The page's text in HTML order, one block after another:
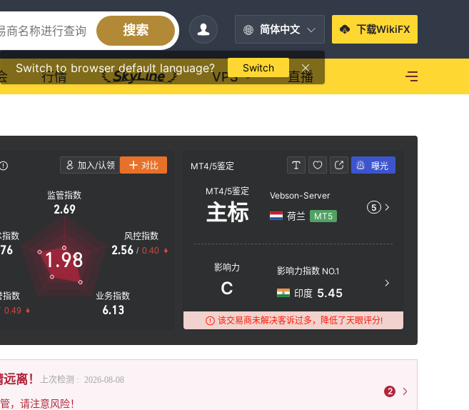
搜索 简体中文
Switch to browser default language? Switch
下载WikiFX
行情 VPS 直播
监管指数
2.69
指数
指数
0.49
业务指数
6.13
风控指数
2.56 / 0.40
1.98
MT4/5鉴定
MT4/5鉴定
主标
Vebson-Server
荷兰 MT5
5
影响力
C
影响力指数 NO.1
印度 5.45
该交易商未解决客诉过多，降低了天眼评分!
加入/认领 对比 曝光
离！ 上次检测 : 2026-08-08
，请注意风险！
2